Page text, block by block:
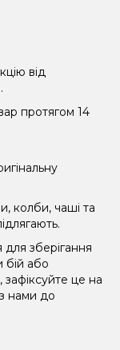
від
протягом 14
колби, чаші та
зберігання
бій або
це на
нами до